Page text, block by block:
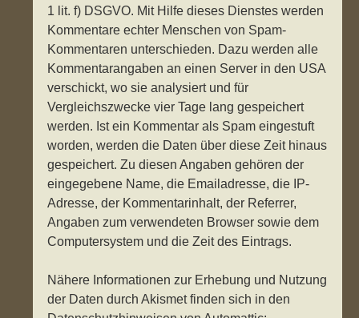
1 lit. f) DSGVO. Mit Hilfe dieses Dienstes werden
Kommentare echter Menschen von Spam-
Kommentaren unterschieden. Dazu werden alle
Kommentarangaben an einen Server in den USA
verschickt, wo sie analysiert und für
Vergleichszwecke vier Tage lang gespeichert
werden. Ist ein Kommentar als Spam eingestuft
worden, werden die Daten über diese Zeit hinaus
gespeichert. Zu diesen Angaben gehören der
eingegebene Name, die Emailadresse, die IP-
Adresse, der Kommentarinhalt, der Referrer,
Angaben zum verwendeten Browser sowie dem
Computersystem und die Zeit des Eintrags.
Nähere Informationen zur Erhebung und Nutzung
der Daten durch Akismet finden sich in den